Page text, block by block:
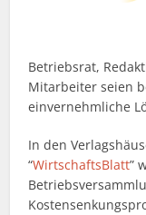
Betriebsrat,
Mitarbeiter seien
einvernehmliche
In den
“WirtschaftsBlatt”